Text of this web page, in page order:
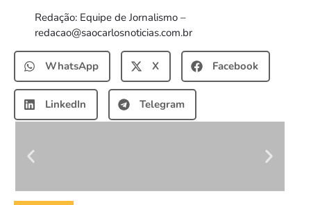
Redação: Equipe de Jornalismo –
redacao@saocarlosnoticias.com.br
WhatsApp X Facebook
LinkedIn Telegram